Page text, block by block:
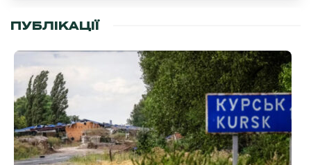
ПУБЛІКАЦІЇ